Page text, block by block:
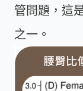
管問題，這
之一。